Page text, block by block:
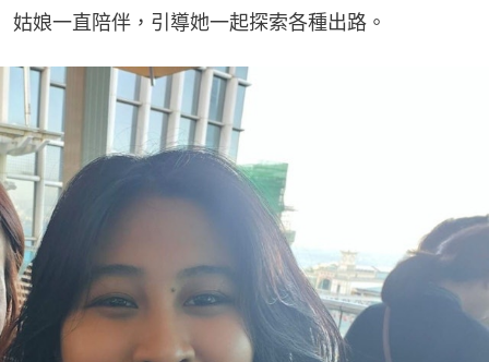
姑娘一直陪伴，引導她一起探索各種出路。